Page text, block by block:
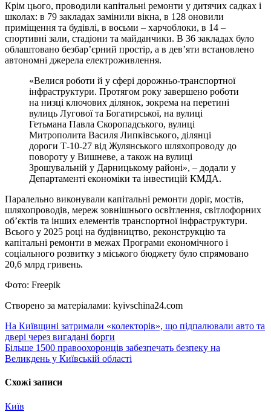
Крім цього, проводили капітальні ремонти у дитячих садках і
школах: в 79 закладах замінили вікна, в 128 оновили
приміщення та будівлі, в восьми – харчоблоки, в 14 –
спортивні зали, стадіони та майданчики. В 36 закладах було
облаштовано безбар’єрний простір, а в дев’яти встановлено
автономні джерела електроживлення.
«Велися роботи й у сфері дорожньо-транспортної
інфраструктури. Протягом року завершено роботи
на низці ключових ділянок, зокрема на перетині
вулиць Лугової та Богатирської, на вулиці
Гетьмана Павла Скоропадського, вулиці
Митрополита Василя Липківського, ділянці
дороги Т-10-27 від Жулянського шляхопроводу до
повороту у Вишневе, а також на вулиці
Зрошувальній у Дарницькому районі», – додали у
Департаменті економіки та інвестицій КМДА.
Паралельно виконували капітальні ремонти доріг, мостів,
шляхопроводів, мереж зовнішнього освітлення, світлофорних
об’єктів та інших елементів транспортної інфраструктури.
Всього у 2025 році на будівництво, реконструкцію та
капітальні ремонти в межах Програми економічного і
соціального розвитку з міського бюджету було спрямовано
20,6 млрд гривень.
Фото: Freepik
Створено за матеріалами: kyivschina24.com
Навігація
записів
На Київщині затримали «колекторів», що підпалювали авто та
двері через вигадані борги
Більше 1500 правоохоронців забезпечать безпеку на
Великдень у Київській області
Схожі записи
Київ